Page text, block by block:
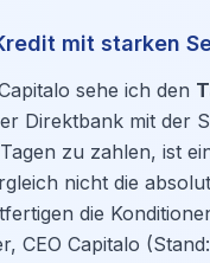
mit starken
sehe ich den
Direktbank mit der
zu zahlen, ist
nicht die
die
CEO Capitalo